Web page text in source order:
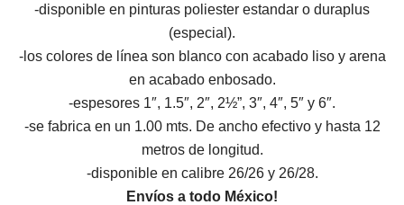
-disponible en pinturas poliester estandar o duraplus
(especial).
-los colores de línea son blanco con acabado liso y arena
en acabado enbosado.
-espesores 1″, 1.5″, 2″, 2½”, 3″, 4″, 5″ y 6″.
-se fabrica en un 1.00 mts. De ancho efectivo y hasta 12
metros de longitud.
-disponible en calibre 26/26 y 26/28.
Envíos a todo México!